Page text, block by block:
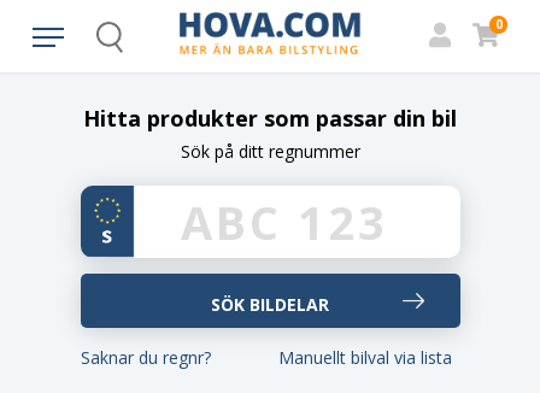
Search
0
Hitta produkter som passar din bil
Sök på ditt regnummer
Saknar du regnr? Manuellt bilval via lista